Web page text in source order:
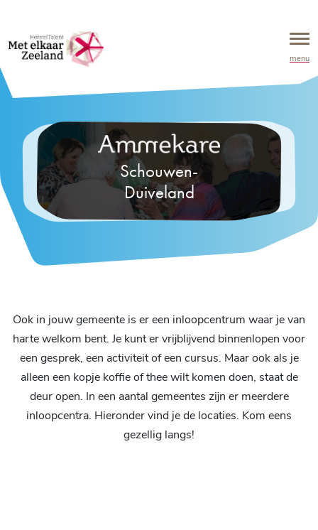
menu
Schouwen-
Duiveland
Ook in jouw gemeente is er een inloopcentrum waar je van
harte welkom bent. Je kunt er vrijblijvend binnenlopen voor
een gesprek, een activiteit of een cursus. Maar ook als je
alleen een kopje koffie of thee wilt komen doen, staat de
deur open. In een aantal gemeentes zijn er meerdere
inloopcentra. Hieronder vind je de locaties. Kom eens
gezellig langs!